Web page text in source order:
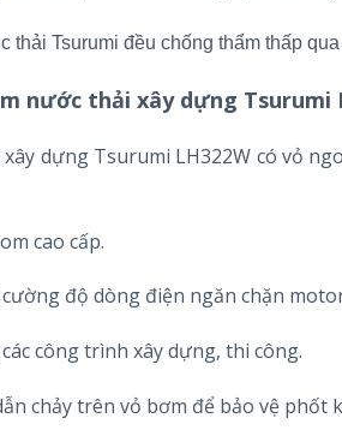
thải Tsurumi đều chống thẩm thấp
nước thải xây dựng Tsurumi
dựng Tsurumi LH322W có vỏ
cao cấp.
độ dòng điện ngăn chặn
công trình xây dựng, thi công.
chảy trên vỏ bơm để bảo vệ phốt